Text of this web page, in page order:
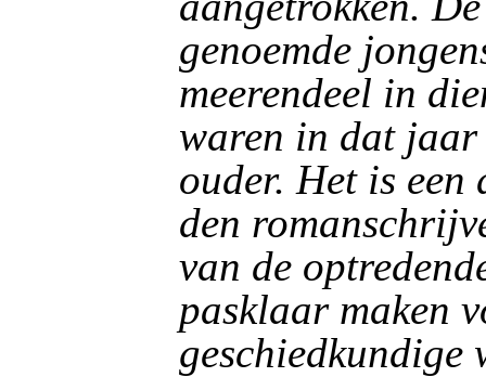
genoemde
meerendeel in
waren in dat
ouder. Het is een
den
van de
pasklaar maken
geschiedkundige